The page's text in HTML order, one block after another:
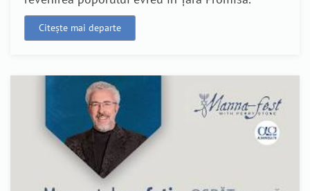
Citește mai departe